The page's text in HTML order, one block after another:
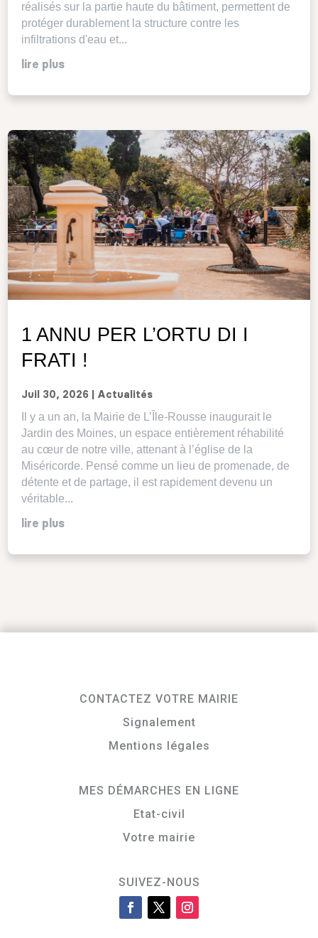
réalisés sur la partie haute du bâtiment, permettent de
protéger durablement la structure contre les
infiltrations d'eau et...
lire plus
1 ANNU PER L’ORTU DI I
FRATI !
Juil 30, 2026 Actualités
Il y a un an, la Mairie de L’Île-Rousse inaugurait le
Jardin des Moines, un espace entièrement réhabilité
au cœur de notre ville, attenant à l’église de la
Miséricorde. Pensé comme un lieu de promenade, de
détente et de partage, il est rapidement devenu un
véritable...
lire plus
CONTACTEZ VOTRE MAIRIE
Signalement
Mentions légales
MES DÉMARCHES EN LIGNE
Etat-civil
Votre mairie
SUIVEZ-NOUS